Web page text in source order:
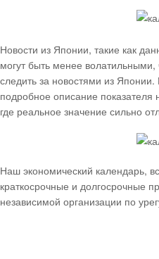
Новости из Японии, такие как
могут быть менее
следить за новостями из
подробное описание
где реальное значение сильно
Наш экономический календарь,
краткосрочные и долгосрочные
независимой организации по